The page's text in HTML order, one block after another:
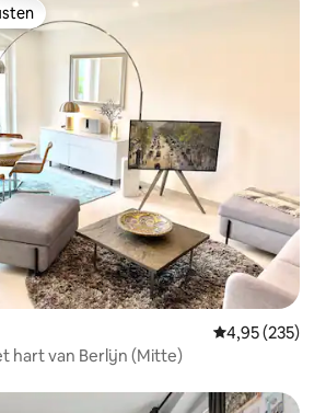
Gemiddelde
4,95 (235)
hart van Berlijn (Mitte)